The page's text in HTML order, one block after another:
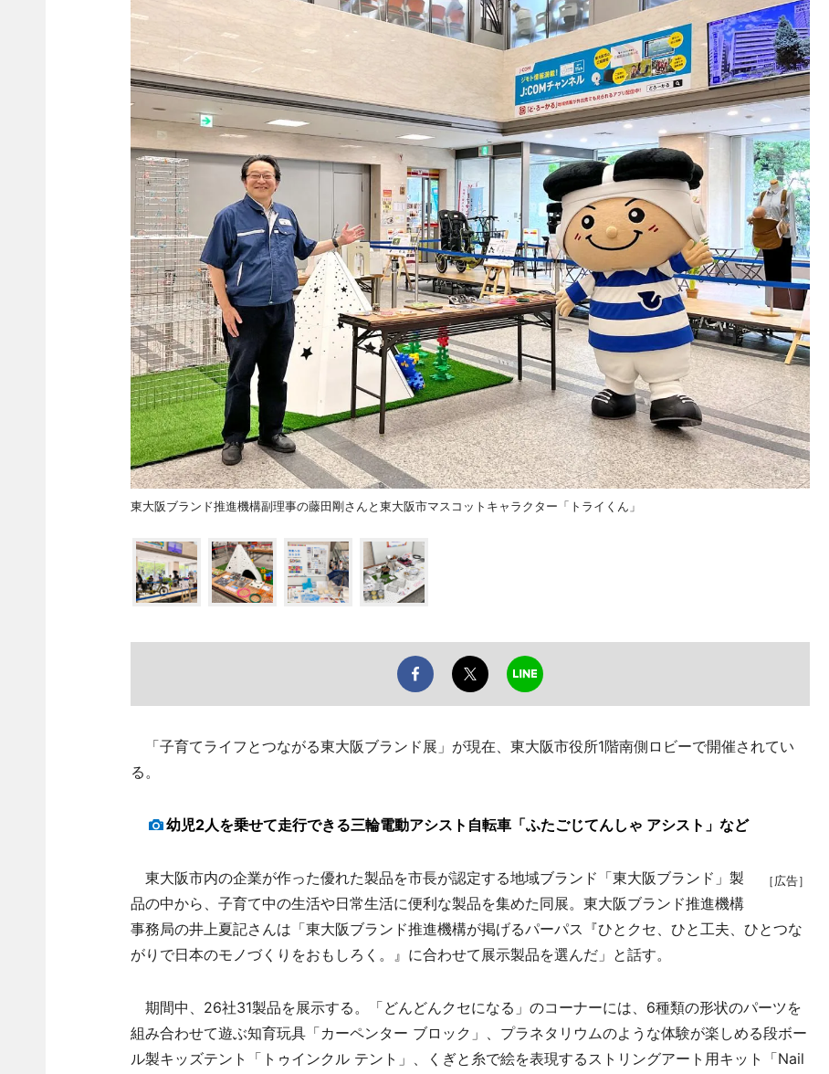
東大阪ブランド推進機構副理事の藤田剛さんと東大阪市マスコットキャラクター「トライくん」
「子育てライフとつながる東大阪ブランド展」が現在、東大阪市役所1階南側ロビーで開催されてい
る。
幼児2人を乗せて走行できる三輪電動アシスト自転車「ふたごじてんしゃ アシスト」など
［広告］
東大阪市内の企業が作った優れた製品を市長が認定する地域ブランド「東大阪ブランド」製
品の中から、子育て中の生活や日常生活に便利な製品を集めた同展。東大阪ブランド推進機構
事務局の井上夏記さんは「東大阪ブランド推進機構が掲げるパーパス『ひとクセ、ひと工夫、ひとつな
がりで日本のモノづくりをおもしろく。』に合わせて展示製品を選んだ」と話す。
期間中、26社31製品を展示する。「どんどんクセになる」のコーナーには、6種類の形状のパーツを
組み合わせて遊ぶ知育玩具「カーペンター ブロック」、プラネタリウムのような体験が楽しめる段ボー
ル製キッズテント「トゥインクル テント」、くぎと糸で絵を表現するストリングアート用キット「Nail